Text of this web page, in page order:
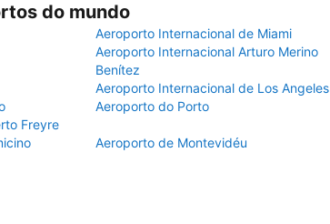
do mundo
Aeroporto Internacional de Miami
Aeroporto Internacional Arturo Merino
Benítez
Aeroporto Internacional de Los Angeles
Freyre
Aeroporto do Porto
Aeroporto de Montevidéu